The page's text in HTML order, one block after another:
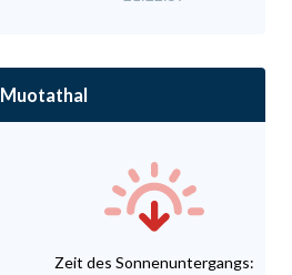
Muotathal
Zeit des Sonnenuntergangs: